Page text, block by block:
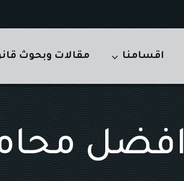
اقسامنا مقالات وبحوث
افضل